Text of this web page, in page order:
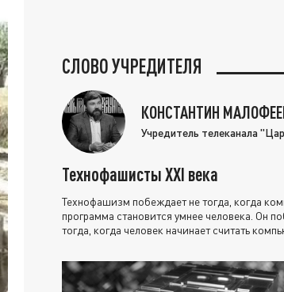
СЛОВО УЧРЕДИТЕЛЯ
КОНСТАНТИН
Учредитель телеканала
Технофашисты XXI века
Технофашизм побеждает не тогда, когда
программа становится умнее человека. Он
тогда, когда человек начинает считать